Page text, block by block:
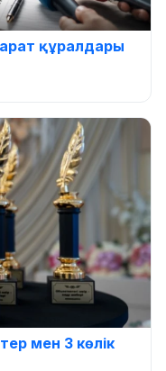
құралдары
мен 3 көлік